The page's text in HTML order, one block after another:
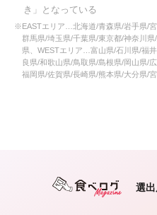
き」となっている
※EASTエリア…北海道/青森県/岩手県/
群馬県/埼玉県/千葉県/東京都/神奈川
県、WESTエリア…富山県/石川県/福
良県/和歌山県/鳥取県/島根県/岡山県/
福岡県/佐賀県/長崎県/熊本県/大分県/
選